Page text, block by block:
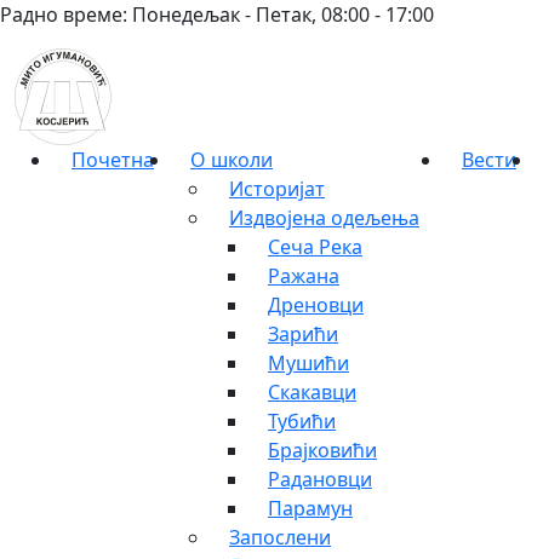
Радно време: Понедељак - Петак, 08:00 - 17:00
Почетна
О школи
Историјат
Издвојена одељења
Сеча Река
Ражана
Дреновци
Зарићи
Мушићи
Скакавци
Тубићи
Брајковићи
Радановци
Парамун
Запослени
Вести